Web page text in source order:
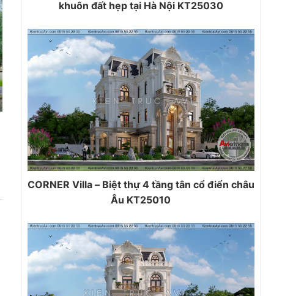
khuôn đất hẹp tại Hà Nội KT25030
CORNER Villa – Biệt thự 4 tầng tân cổ điển châu
Âu KT25010